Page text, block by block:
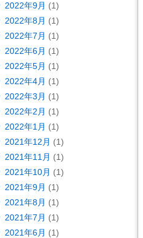
2022年9月 (1)
2022年8月 (1)
2022年7月 (1)
2022年6月 (1)
2022年5月 (1)
2022年4月 (1)
2022年3月 (1)
2022年2月 (1)
2022年1月 (1)
2021年12月 (1)
2021年11月 (1)
2021年10月 (1)
2021年9月 (1)
2021年8月 (1)
2021年7月 (1)
2021年6月 (1)